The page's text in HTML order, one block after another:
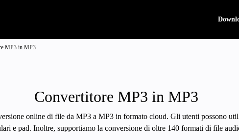
MP3 in MP3
Convertitore MP3 in MP3
online di file da MP3 a MP3 in formato cloud. Gli utenti possono
e pad. Inoltre, supportiamo la conversione di oltre 140 formati di file